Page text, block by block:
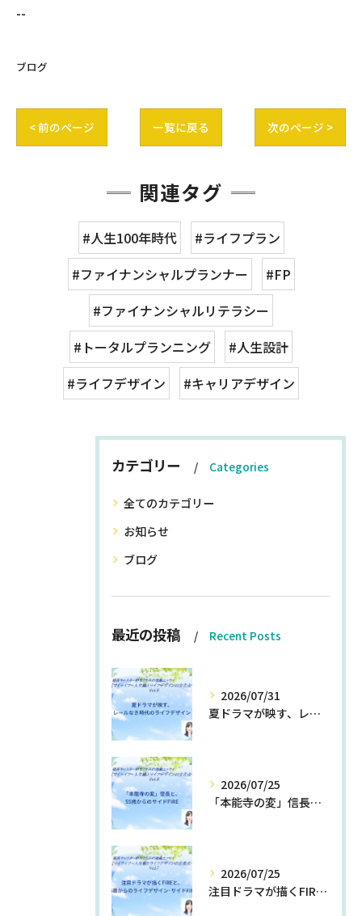
--
ブログ
< 前のページ 一覧に戻る 次のページ >
関連タグ
#人生100年時代
#ライフプラン
#ファイナンシャルプランナー
#FP
#ファイナンシャルリテラシー
#トータルプランニング
#人生設計
#ライフデザイン
#キャリアデザイン
カテゴリー Categories
全てのカテゴリー
お知らせ
ブログ
最近の投稿 Recent Posts
2026/07/31
夏ドラマが映す、レールなき時代のライフデザイン
2026/07/25
「本能寺の変」信長と、55歳からのサイドFIRE
2026/07/25
注目ドラマが描くFIREと、55歳からのライフデザイン・サイドFIRE